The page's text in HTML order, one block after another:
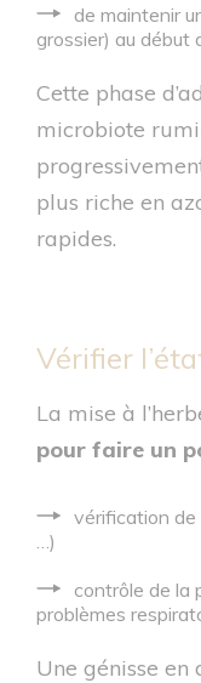
de maintenir
grossier) au début
Cette phase
microbiote
plus riche en
rapides.
Vérifier
La mise à
pour faire un
vérification de
…)
contrôle de la
problèmes
Une génisse